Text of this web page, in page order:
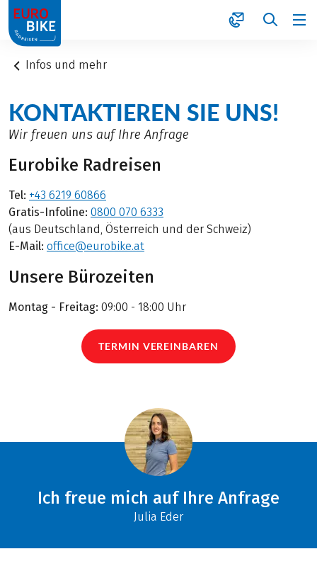
1
Infos und mehr
KONTAKTIEREN SIE UNS!
Wir freuen uns auf Ihre Anfrage
Eurobike Radreisen
Tel: +43 6219 60866
Gratis-Infoline: 0800 070 6333
(aus Deutschland, Österreich und der Schweiz)
E-Mail: office@eurobike.at
Unsere Bürozeiten
Montag - Freitag: 09:00 - 18:00 Uhr
TERMIN VEREINBAREN
Ich freue mich auf Ihre Anfrage
Julia Eder